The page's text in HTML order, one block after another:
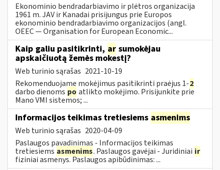
Ekonominio bendradarbiavimo ir plėtros organizacija
1961 m. JAV ir Kanadai prisijungus prie Europos
ekonominio bendradarbiavimo organizacijos (angl.
OEEC — Organisation for European Economic...
Kaip galiu pasitikrinti, ar sumokėjau
apskaičiuotą žemės mokestį?
Web turinio sąrašas 2021-10-19
Rekomenduojame mokėjimus pasitikrinti praėjus 1-2
darbo dienoms po atlikto mokėjimo. Prisijunkite prie
Mano VMI sistemos; ...
Informacijos teikimas tretiesiems asmenims
Web turinio sąrašas 2020-04-09
Paslaugos pavadinimas - Informacijos teikimas
tretiesiems asmenims. Paslaugos gavėjai - Juridiniai ir
fiziniai asmenys. Paslaugos apibūdinimas: ...